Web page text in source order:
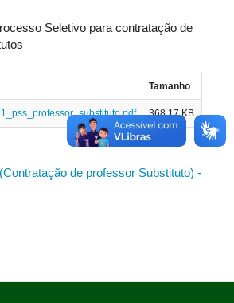
Seletivo para contratação de
Tamanho
368.17 KB
de professor Substituto) -